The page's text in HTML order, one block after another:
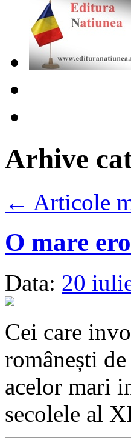
Arhive
← Articole
O mare
Data: 20
Cei care
românești
acelor mari
secolele al